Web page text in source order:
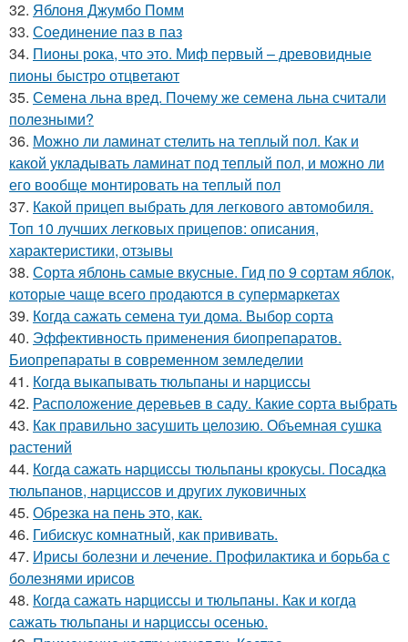
32. Яблоня Джумбо Помм
33. Соединение паз в паз
34. Пионы рока, что это. Миф первый – древовидные
пионы быстро отцветают
35. Семена льна вред. Почему же семена льна считали
полезными?
36. Можно ли ламинат стелить на теплый пол. Как и
какой укладывать ламинат под теплый пол, и можно ли
его вообще монтировать на теплый пол
37. Какой прицеп выбрать для легкового автомобиля.
Топ 10 лучших легковых прицепов: описания,
характеристики, отзывы
38. Сорта яблонь самые вкусные. Гид по 9 сортам яблок,
которые чаще всего продаются в супермаркетах
39. Когда сажать семена туи дома. Выбор сорта
40. Эффективность применения биопрепаратов.
Биопрепараты в современном земледелии
41. Когда выкапывать тюльпаны и нарциссы
42. Расположение деревьев в саду. Какие сорта выбрать
43. Как правильно засушить целозию. Объемная сушка
растений
44. Когда сажать нарциссы тюльпаны крокусы. Посадка
тюльпанов, нарциссов и других луковичных
45. Обрезка на пень это, как.
46. Гибискус комнатный, как прививать.
47. Ирисы болезни и лечение. Профилактика и борьба с
болезнями ирисов
48. Когда сажать нарциссы и тюльпаны. Как и когда
сажать тюльпаны и нарциссы осенью.